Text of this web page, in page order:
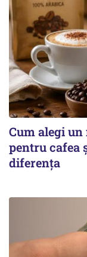
Cum alegi
pentru cafea
diferența